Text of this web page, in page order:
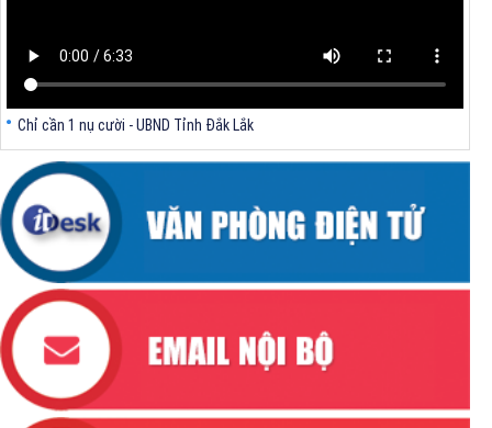
Chỉ cần 1 nụ cười - UBND Tỉnh Đắk Lắk